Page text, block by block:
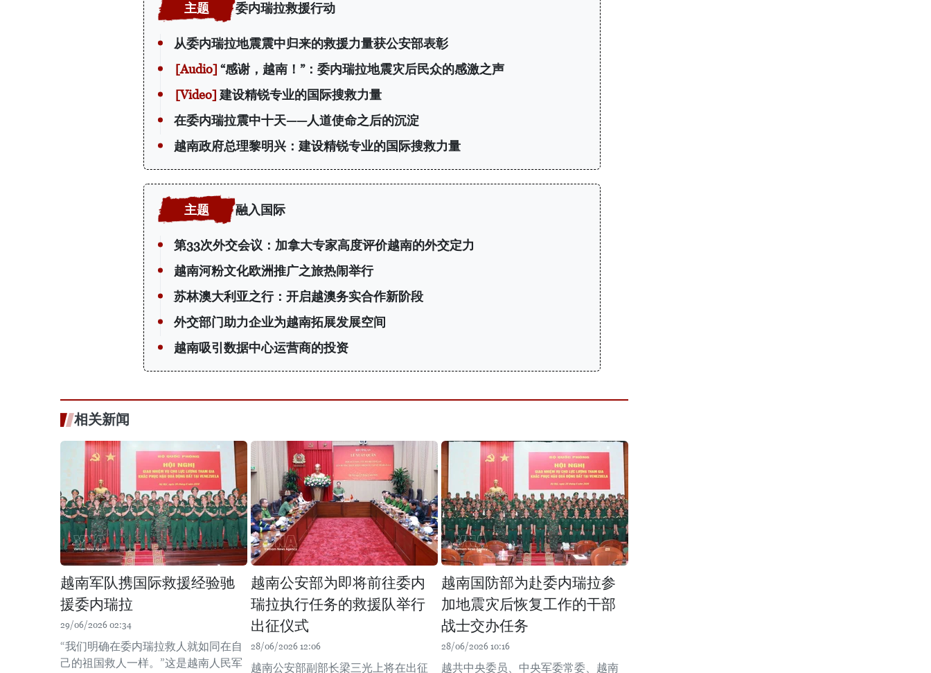
委内瑞拉救援行动
从委内瑞拉地震震中归来的救援力量获公安部表彰
“感谢，越南！”：委内瑞拉地震灾后民众的感激之声
建设精锐专业的国际搜救力量
在委内瑞拉震中十天——人道使命之后的沉淀
越南政府总理黎明兴：建设精锐专业的国际搜救力量
融入国际
第33次外交会议：加拿大专家高度评价越南的外交定力
越南河粉文化欧洲推广之旅热闹举行
苏林澳大利亚之行：开启越澳务实合作新阶段
外交部门助力企业为越南拓展发展空间
越南吸引数据中心运营商的投资
相关新闻
越南军队携国际救援经验驰
援委内瑞拉
29/06/2026 02:34
“我们明确在委内瑞拉救人就如同在自
己的祖国救人一样。”这是越南人民军
越南公安部为即将前往委内
瑞拉执行任务的救援队举行
出征仪式
28/06/2026 12:06
越南公安部副部长梁三光上将在出征
越南国防部为赴委内瑞拉参
加地震灾后恢复工作的干部
战士交办任务
28/06/2026 10:16
越共中央委员、中央军委常委、越南